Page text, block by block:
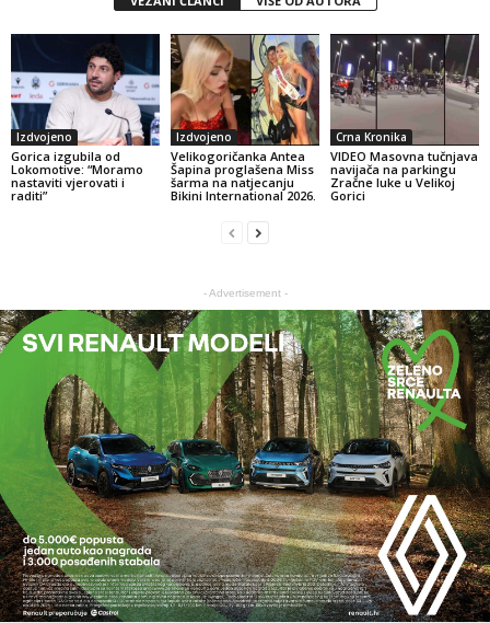
Izdvojeno
Gorica izgubila od
Lokomotive: “Moramo
nastaviti vjerovati i
raditi”
Izdvojeno
Velikogoričanka Antea
Šapina proglašena Miss
šarma na natjecanju
Bikini International 2026.
Crna Kronika
VIDEO Masovna tučnjava
navijača na parkingu
Zračne luke u Velikoj
Gorici
- Advertisement -